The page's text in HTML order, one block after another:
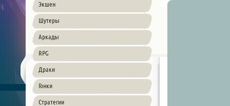
Экшен
Шутеры
Аркады
RPG
Драки
Гонки
Стратегии